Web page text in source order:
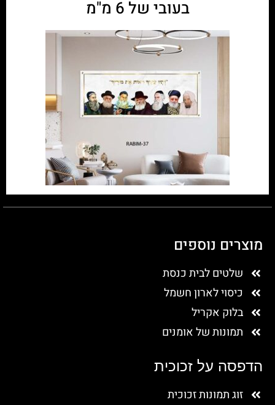
בעובי של 6 מ"מ
הדפסה על זכוכית
זוג תמונות זכוכית
מוצרים נוספים
שלטים לבית כנסת
כיסוי לארון חשמל
בלוק אקריל
תמונות של אומנים